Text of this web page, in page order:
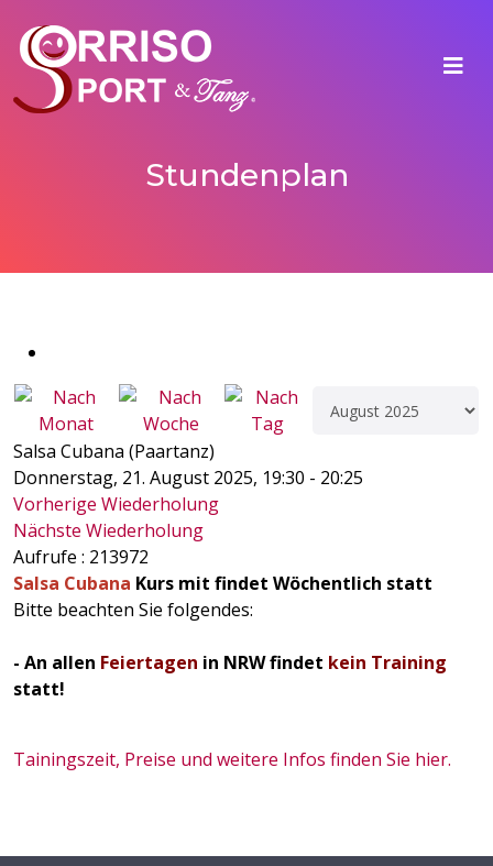
Stundenplan
Salsa Cubana (Paartanz)
Donnerstag, 21. August 2025, 19:30 - 20:25
Vorherige Wiederholung
Nächste Wiederholung
Aufrufe : 213972
Salsa Cubana Kurs mit findet Wöchentlich statt
Bitte beachten Sie folgendes:
- An allen Feiertagen in NRW findet kein Training
statt!
Tainingszeit, Preise und weitere Infos finden Sie hier.